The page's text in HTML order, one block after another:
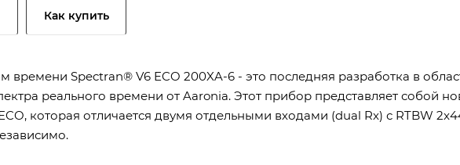
Как купить
времени Spectran® V6 ECO 200XA-6 - это последняя разработка в
реального времени от Aaronia. Этот прибор представляет собой
которая отличается двумя отдельными входами (dual Rx) с RTBW